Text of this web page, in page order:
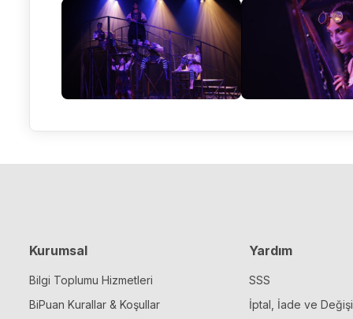
Kurumsal
Bilgi Toplumu Hizmetleri
BiPuan Kurallar & Koşullar
Yardım
SSS
İptal, İade ve